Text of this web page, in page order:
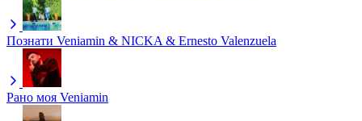
Познати Veniamin & NICKA & Ernesto Valenzuela
Рано моя Veniamin